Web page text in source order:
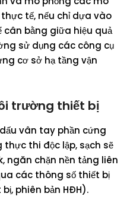
tế, nếu chỉ dựa vào
bằng giữa hiệu quả
sử dụng các công cụ
cơ sở hạ tầng vận
trường thiết bị
vân tay phần cứng
thi độc lập, sạch sẽ
ngăn chặn nền tảng liên
các thông số thiết bị
phiên bản HĐH).